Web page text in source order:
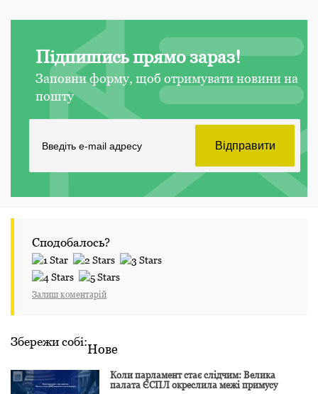
Підпишись прямо зараз!
Заповни форму, щоб отримувати новини на
пошту
Сподобалось?
Залиш коментарій
Збережи собі:Нове
Коли парламент стає слідчим: Велика
палата ЄСПЛ окреслила межі примусу